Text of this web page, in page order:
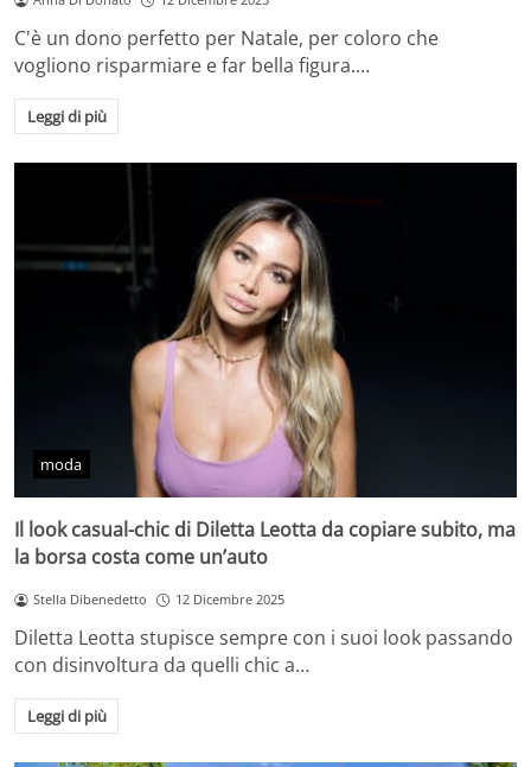
C'è un dono perfetto per Natale, per coloro che
vogliono risparmiare e far bella figura.…
Leggi di più
moda
Il look casual-chic di Diletta Leotta da copiare subito, ma
la borsa costa come un’auto
Stella Dibenedetto 12 Dicembre 2025
Diletta Leotta stupisce sempre con i suoi look passando
con disinvoltura da quelli chic a…
Leggi di più